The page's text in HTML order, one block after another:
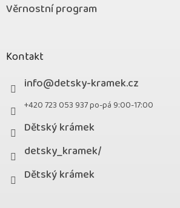
Věrnostní program
Kontakt
info@detsky-kramek.cz
+420 723 053 937 po-pá 9:00-17:00
Dětský krámek
detsky_kramek/
Dětský krámek